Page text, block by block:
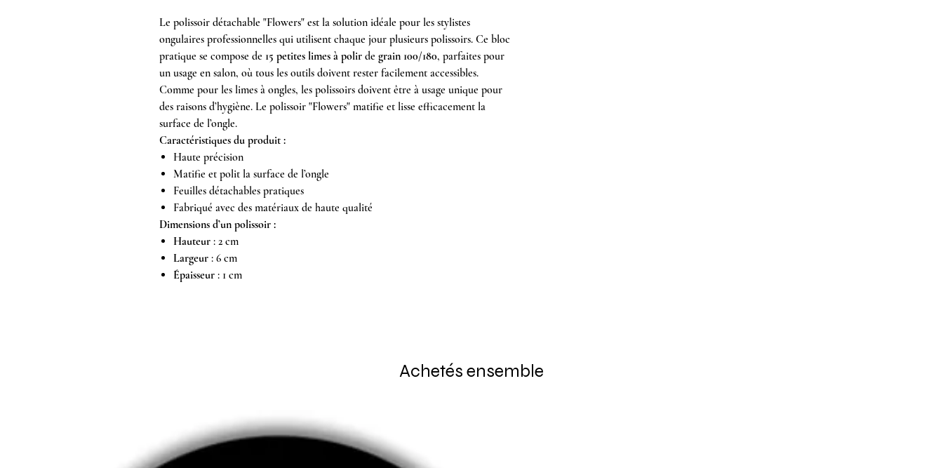
Le polissoir détachable "Flowers" est la solution idéale pour les stylistes
ongulaires professionnelles qui utilisent chaque jour plusieurs polissoirs. Ce bloc
pratique se compose de 15 petites limes à polir de grain 100/180, parfaites pour
un usage en salon, où tous les outils doivent rester facilement accessibles.
Comme pour les limes à ongles, les polissoirs doivent être à usage unique pour
des raisons d’hygiène. Le polissoir "Flowers" matifie et lisse efficacement la
surface de l’ongle.
Caractéristiques du produit :
Haute précision
Matifie et polit la surface de l’ongle
Feuilles détachables pratiques
Fabriqué avec des matériaux de haute qualité
Dimensions d’un polissoir :
Hauteur : 2 cm
Largeur : 6 cm
Épaisseur : 1 cm
Achetés ensemble